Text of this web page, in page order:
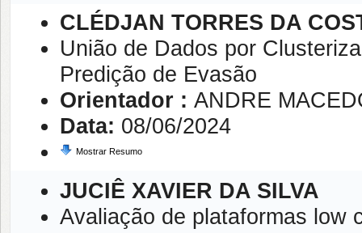
CLÉDJAN TORRES DA
União de Dados por
Predição de Evasão
Orientador : ANDRE
Data: 08/06/2024
Mostrar Resumo
JUCIÊ XAVIER DA SILVA
Avaliação de plataformas low